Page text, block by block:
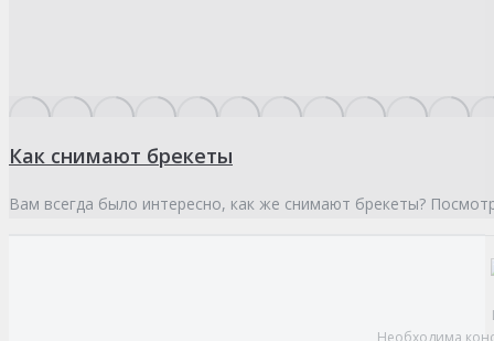
Как снимают брекеты
Вам всегда было интересно, как же снимают брекеты?
Необходима